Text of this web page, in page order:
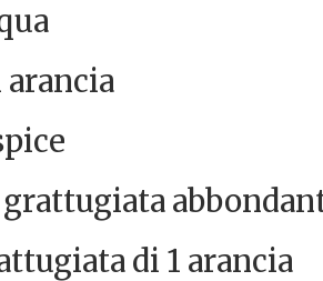
arancia
di 1 arancia